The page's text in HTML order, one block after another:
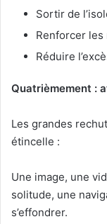
Sortir de
Renforcer
Réduire
Quatrièmement :
Les grandes
étincelle :
Une image, une
solitude, une
s’effondrer.